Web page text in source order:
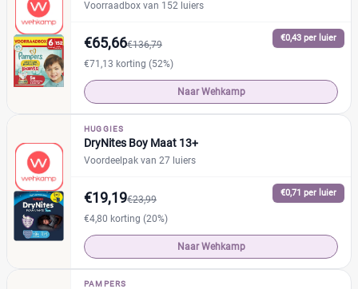
Drogist (2)
Etos
Kruidvat (2)
Trekpleister (0)
Supermarkt
Albert Heijn
Aldi
Plus (1)
Webshop
Amazon (1)
Babydrogist (5)
BigGreenSmile
Voorraadbox van 152 luiers
€0,43 per luier
€65,66€136,79
€71,13 korting (52%)
Naar Wehkamp
HUGGIES
DryNites Boy Maat 13+
Voordeelpak van 27 luiers
€0,71 per luier
€19,19€23,99
€4,80 korting (20%)
Naar Wehkamp
PAMPERS